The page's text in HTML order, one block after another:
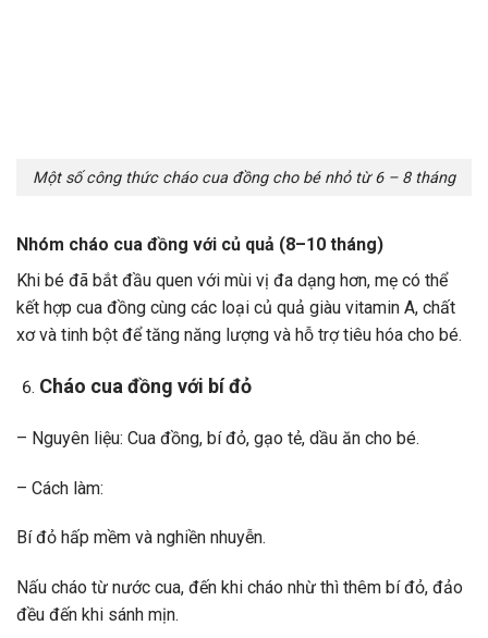
Một số công thức cháo cua đồng cho bé nhỏ từ 6 – 8 tháng
Nhóm cháo cua đồng với củ quả (8–10 tháng)
Khi bé đã bắt đầu quen với mùi vị đa dạng hơn, mẹ có thể
kết hợp cua đồng cùng các loại củ quả giàu vitamin A, chất
xơ và tinh bột để tăng năng lượng và hỗ trợ tiêu hóa cho bé.
Cháo cua đồng với bí đỏ
– Nguyên liệu: Cua đồng, bí đỏ, gạo tẻ, dầu ăn cho bé.
– Cách làm:
Bí đỏ hấp mềm và nghiền nhuyễn.
Nấu cháo từ nước cua, đến khi cháo nhừ thì thêm bí đỏ, đảo
đều đến khi sánh mịn.